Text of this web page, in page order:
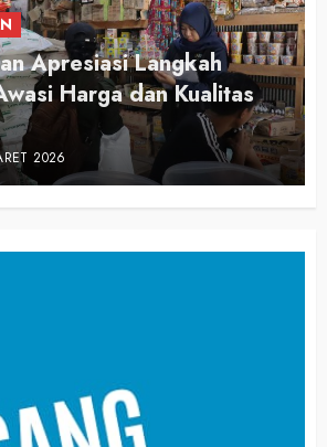
Apresiasi Langkah
Harga dan Kualitas
2026